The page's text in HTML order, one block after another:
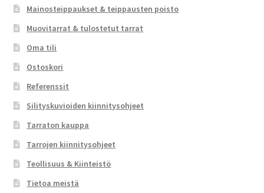
Mainosteippaukset & teippausten poisto
Muovitarrat & tulostetut tarrat
Oma tili
Ostoskori
Referenssit
Silityskuvioiden kiinnitysohjeet
Tarraton kauppa
Tarrojen kiinnitysohjeet
Teollisuus & Kiinteistö
Tietoa meistä